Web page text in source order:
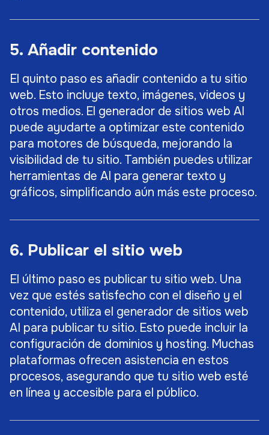
5. Añadir contenido
El quinto paso es añadir contenido a tu sitio
web. Esto incluye texto, imágenes, videos y
otros medios. El generador de sitios web AI
puede ayudarte a optimizar este contenido
para motores de búsqueda, mejorando la
visibilidad de tu sitio. También puedes utilizar
herramientas de AI para generar texto y
gráficos, simplificando aún más este proceso.
6. Publicar el sitio web
El último paso es publicar tu sitio web. Una
vez que estés satisfecho con el diseño y el
contenido, utiliza el generador de sitios web
AI para publicar tu sitio. Esto puede incluir la
configuración de dominios y hosting. Muchas
plataformas ofrecen asistencia en estos
procesos, asegurando que tu sitio web esté
en línea y accesible para el público.